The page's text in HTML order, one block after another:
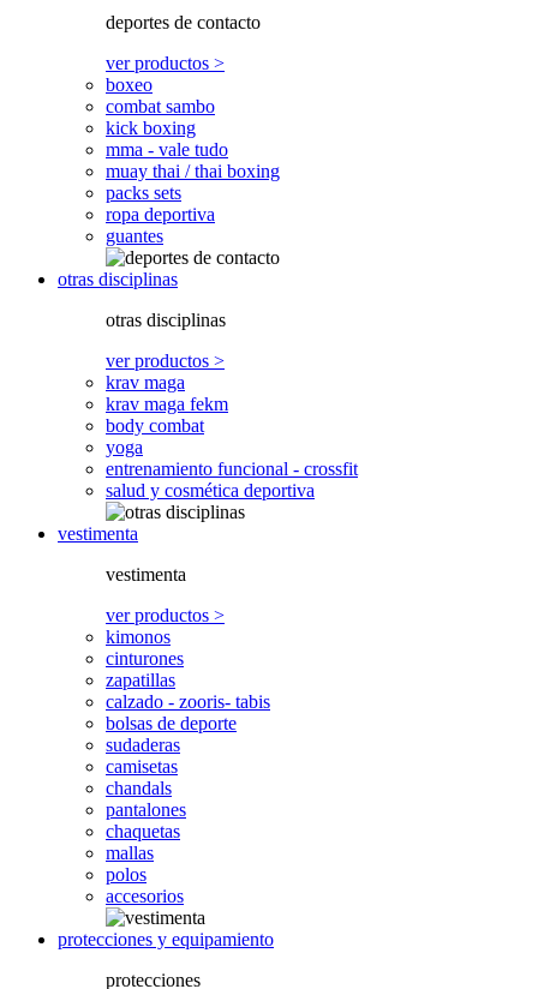
deportes de contacto
ver productos >
boxeo
combat sambo
kick boxing
mma - vale tudo
muay thai / thai boxing
packs sets
ropa deportiva
guantes
otras disciplinas
otras disciplinas
ver productos >
krav maga
krav maga fekm
body combat
yoga
entrenamiento funcional - crossfit
salud y cosmética deportiva
vestimenta
vestimenta
ver productos >
kimonos
cinturones
zapatillas
calzado - zooris- tabis
bolsas de deporte
sudaderas
camisetas
chandals
pantalones
chaquetas
mallas
polos
accesorios
protecciones y equipamiento
protecciones